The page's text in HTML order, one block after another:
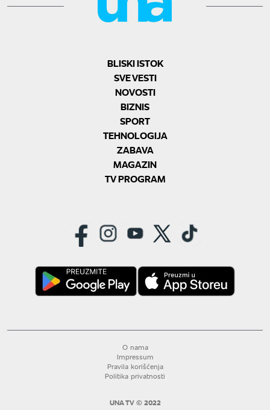
BLISKI ISTOK
SVE VESTI
NOVOSTI
BIZNIS
SPORT
TEHNOLOGIJA
ZABAVA
MAGAZIN
TV PROGRAM
O nama
Impressum
Pravila korišćenja
Politika privatnosti
UNA TV © 2022